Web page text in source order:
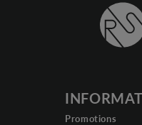
Promotions